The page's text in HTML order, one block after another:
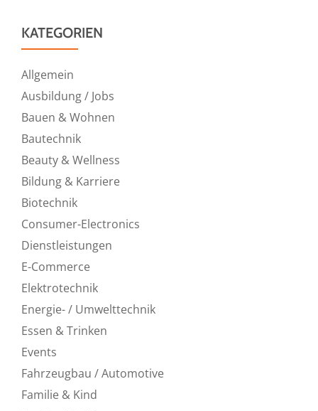
KATEGORIEN
Allgemein
Ausbildung / Jobs
Bauen & Wohnen
Bautechnik
Beauty & Wellness
Bildung & Karriere
Biotechnik
Consumer-Electronics
Dienstleistungen
E-Commerce
Elektrotechnik
Energie- / Umwelttechnik
Essen & Trinken
Events
Fahrzeugbau / Automotive
Familie & Kind